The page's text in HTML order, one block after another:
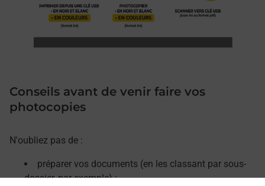
Conseils avant de venir faire vos
photocopies
N'oubliez pas de :
préparer vos documents (en les classant par sous-
dossier, par exemple) ;